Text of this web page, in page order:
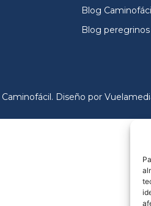
Blog Caminofácil
Blog peregrinos
Diseño por